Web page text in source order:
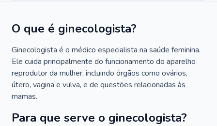
O que é ginecologista?
Ginecologista é o médico especialista na saúde feminina.
Ele cuida principalmente do funcionamento do aparelho
reprodutor da mulher, incluindo órgãos como ovários,
útero, vagina e vulva, e de questões relacionadas às
mamas.
Para que serve o ginecologista?